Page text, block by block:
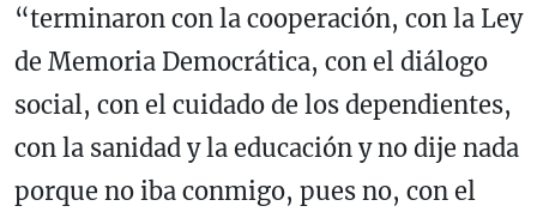
“terminaron con la cooperación, con la Ley
de Memoria Democrática, con el diálogo
social, con el cuidado de los dependientes,
con la sanidad y la educación y no dije nada
porque no iba conmigo, pues no, con el